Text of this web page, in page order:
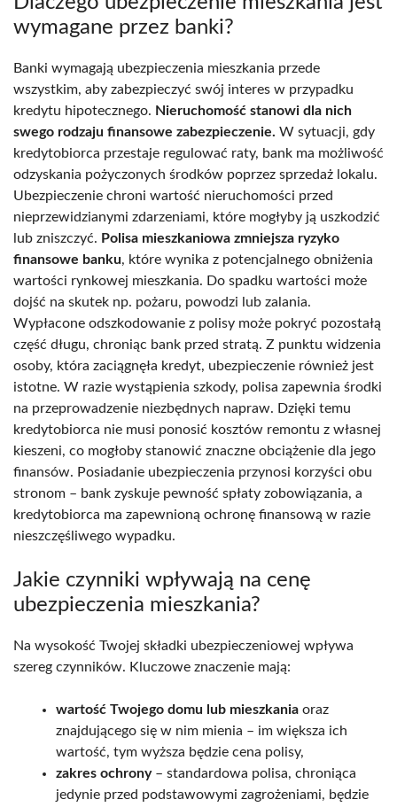
wymagane przez banki?
Banki wymagają ubezpieczenia mieszkania przede
wszystkim, aby zabezpieczyć swój interes w przypadku
kredytu hipotecznego. Nieruchomość stanowi dla nich
swego rodzaju finansowe zabezpieczenie. W sytuacji, gdy
kredytobiorca przestaje regulować raty, bank ma możliwość
odzyskania pożyczonych środków poprzez sprzedaż lokalu.
Ubezpieczenie chroni wartość nieruchomości przed
nieprzewidzianymi zdarzeniami, które mogłyby ją uszkodzić
lub zniszczyć. Polisa mieszkaniowa zmniejsza ryzyko
finansowe banku, które wynika z potencjalnego obniżenia
wartości rynkowej mieszkania. Do spadku wartości może
dojść na skutek np. pożaru, powodzi lub zalania.
Wypłacone odszkodowanie z polisy może pokryć pozostałą
część długu, chroniąc bank przed stratą. Z punktu widzenia
osoby, która zaciągnęła kredyt, ubezpieczenie również jest
istotne. W razie wystąpienia szkody, polisa zapewnia środki
na przeprowadzenie niezbędnych napraw. Dzięki temu
kredytobiorca nie musi ponosić kosztów remontu z własnej
kieszeni, co mogłoby stanowić znaczne obciążenie dla jego
finansów. Posiadanie ubezpieczenia przynosi korzyści obu
stronom – bank zyskuje pewność spłaty zobowiązania, a
kredytobiorca ma zapewnioną ochronę finansową w razie
nieszczęśliwego wypadku.
Jakie czynniki wpływają na cenę
ubezpieczenia mieszkania?
Na wysokość Twojej składki ubezpieczeniowej wpływa
szereg czynników. Kluczowe znaczenie mają:
wartość Twojego domu lub mieszkania oraz
znajdującego się w nim mienia – im większa ich
wartość, tym wyższa będzie cena polisy,
zakres ochrony– standardowa polisa, chroniąca
jedynie przed podstawowymi zagrożeniami, będzie